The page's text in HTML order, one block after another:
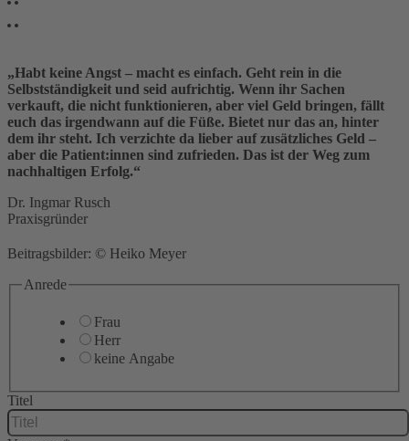
„Habt keine Angst – macht es einfach. Geht rein in die
Selbstständigkeit und seid aufrichtig. Wenn ihr Sachen
verkauft, die nicht funktionieren, aber viel Geld bringen, fällt
euch das irgendwann auf die Füße. Bietet nur das an, hinter
dem ihr steht. Ich verzichte da lieber auf zusätzliches Geld –
aber die Patient:innen sind zufrieden. Das ist der Weg zum
nachhaltigen Erfolg.“
Dr. Ingmar Rusch
Praxisgründer
Beitragsbilder: © Heiko Meyer
Anrede
Frau
Herr
keine Angabe
Titel